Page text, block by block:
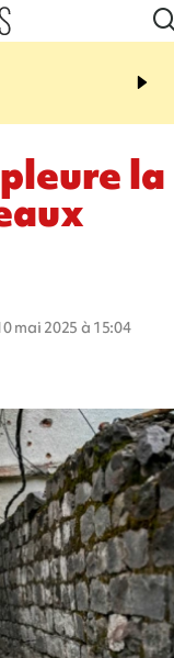
08:37
La flamme
la
mai 2025 à 15:04